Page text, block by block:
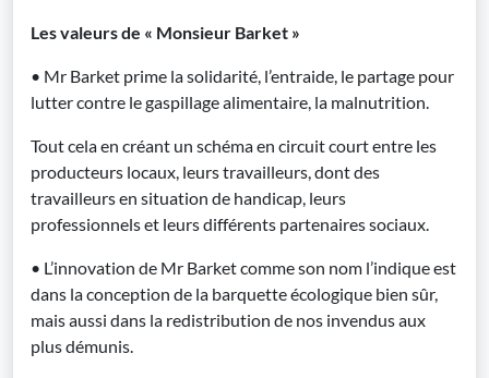
Les valeurs de « Monsieur Barket »
• Mr Barket prime la solidarité, l’entraide, le partage pour
lutter contre le gaspillage alimentaire, la malnutrition.
Tout cela en créant un schéma en circuit court entre les
producteurs locaux, leurs travailleurs, dont des
travailleurs en situation de handicap, leurs
professionnels et leurs différents partenaires sociaux.
• L’innovation de Mr Barket comme son nom l’indique est
dans la conception de la barquette écologique bien sûr,
mais aussi dans la redistribution de nos invendus aux
plus démunis.